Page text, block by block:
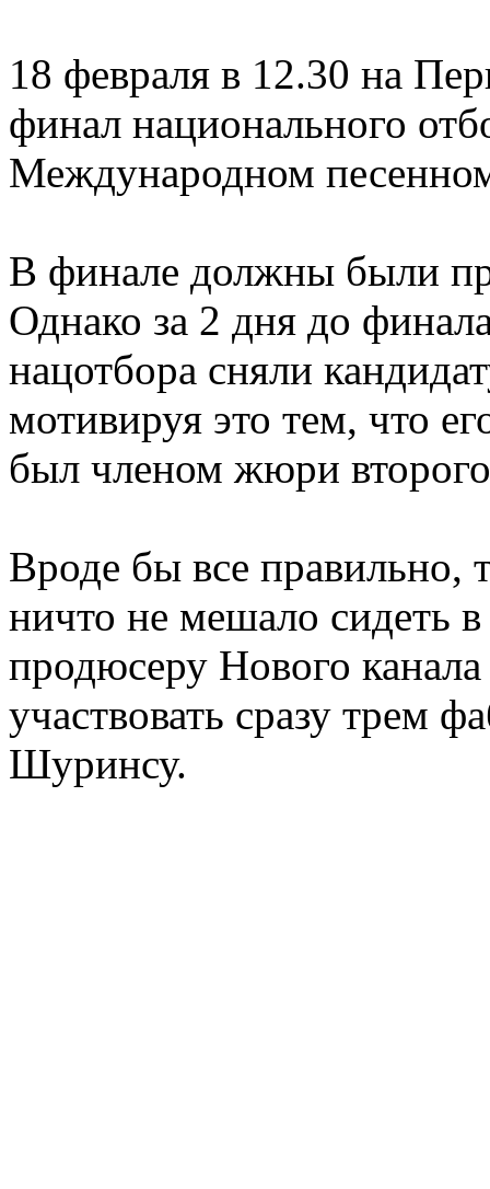
18 февраля в 12.30 на
финал национального
Международном
В финале должны были
Однако за 2 дня до
нацотбора сняли
мотивируя это тем, что
был членом жюри
Вроде бы все правильно,
ничто не мешало сидеть
продюсеру Нового
участвовать сразу трем
Шуринсу.